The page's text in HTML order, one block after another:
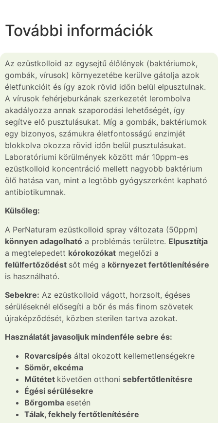
További információk
Az ezüstkolloid az egysejtű élőlények (baktériumok,
gombák, vírusok) környezetébe kerülve gátolja azok
életfunkcióit és így azok rövid időn belül elpusztulnak.
A vírusok fehérjeburkának szerkezetét lerombolva
akadályozza annak szaporodási lehetőségét, így
segítve elő pusztulásukat. Míg a gombák, baktériumok
egy bizonyos, számukra életfontosságú enzimjét
blokkolva okozza rövid időn belül pusztulásukat.
Laboratóriumi körülmények között már 10ppm-es
ezüstkolloid koncentráció mellett nagyobb baktérium
ölő hatása van, mint a legtöbb gyógyszerként kapható
antibiotikumnak.
Külsőleg:
A PerNaturam ezüstkolloid spray változata (50ppm)
könnyen adagolható a problémás területre. Elpusztítja
a megtelepedett kórokozókat megelőzi a
felülfertőződést sőt még a környezet fertőtlenítésére
is használható.
Sebekre: Az ezüstkolloid vágott, horzsolt, égéses
sérüléseknél elősegíti a bőr és más finom szövetek
újraképződését, közben sterilen tartva azokat.
Használatát javasoljuk mindenféle sebre és:
Rovarcsípés által okozott kellemetlenségekre
Sömör, ekcéma
Műtétet követően otthoni sebfertőtlenítésre
Égési sérülésekre
Bőrgomba esetén
Tálak, fekhely fertőtlenítésére